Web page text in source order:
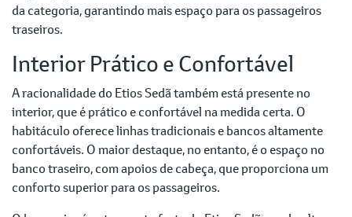
da categoria, garantindo mais espaço para os passageiros
traseiros.
Interior Prático e Confortável
A racionalidade do Etios Sedã também está presente no
interior, que é prático e confortável na medida certa. O
habitáculo oferece linhas tradicionais e bancos altamente
confortáveis. O maior destaque, no entanto, é o espaço no
banco traseiro, com apoios de cabeça, que proporciona um
conforto superior para os passageiros.